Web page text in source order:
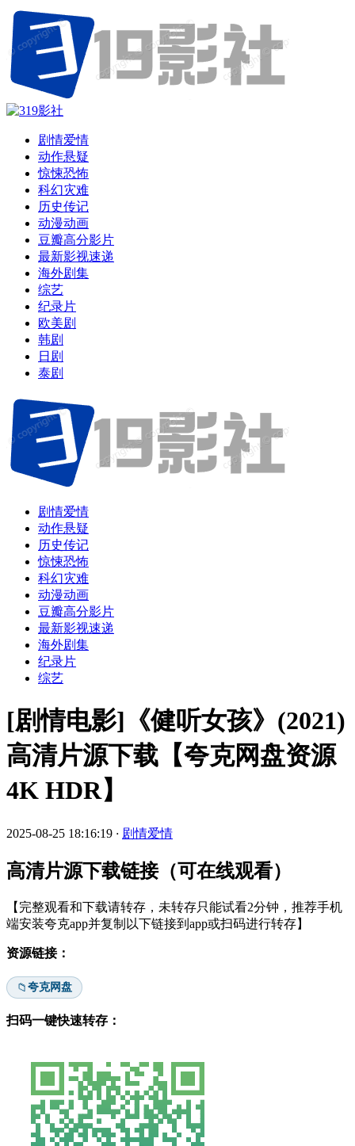
剧情爱情
动作悬疑
惊悚恐怖
科幻灾难
历史传记
动漫动画
豆瓣高分影片
最新影视速递
海外剧集
综艺
纪录片
欧美剧
韩剧
日剧
泰剧
剧情爱情
动作悬疑
历史传记
惊悚恐怖
科幻灾难
动漫动画
豆瓣高分影片
最新影视速递
海外剧集
纪录片
综艺
[剧情电影]《健听女孩》(2021)
高清片源下载【夸克网盘资源
4K HDR】
2025-08-25 18:16:19 · 剧情爱情
高清片源下载链接（可在线观看）
【完整观看和下载请转存，未转存只能试看2分钟，推荐手机
端安装夸克app并复制以下链接到app或扫码进行转存】
资源链接：
📁夸克网盘
扫码一键快速转存：